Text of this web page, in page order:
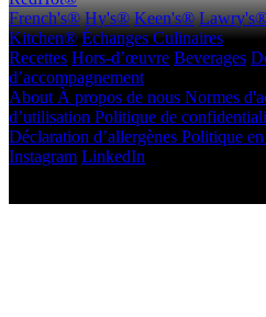
French's® Hy's® Keen's®
Kitchen® Échanges Culinaires
Recettes Hors-d’œuvre Beverages
d’accompagnement
About À propos de nous Normes
d’utilisation Politique de
Déclaration d’allergènes Politique
Instagram LinkedIn